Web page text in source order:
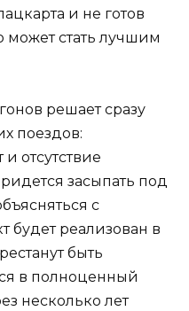
и не готов
может стать лучшим
решает сразу
поездов:
отсутствие
засыпать под
с
будет реализован в
быть
в полноценный
несколько лет